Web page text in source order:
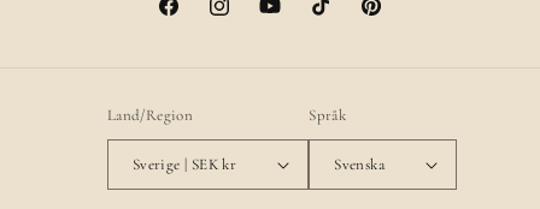
FacebookInstagramYouTubeTikTok Pinterest
Land/Region
Sverige | SEK kr
Språk
Svenska